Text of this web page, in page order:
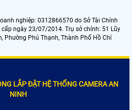
nghiệp: 0312866570 do Sở Tài Chính
cấp ngày 23/07/2014. Trụ sở chính: 51 Lũy
Phường Phú Thạnh, Thành Phố Hồ Chí
LẮP ĐẶT HỆ THỐNG CAMERA AN
NINH